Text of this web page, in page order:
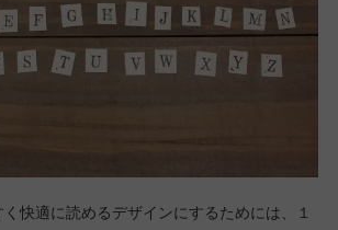
快適に読めるデザインにするためには、１